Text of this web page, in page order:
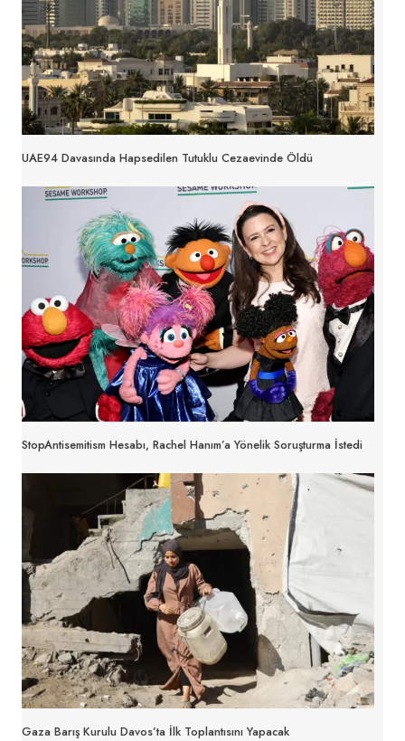
UAE94 Davasında Hapsedilen Tutuklu Cezaevinde Öldü
StopAntisemitism Hesabı, Rachel Hanım’a Yönelik Soruşturma İstedi
Gaza Barış Kurulu Davos’ta İlk Toplantısını Yapacak